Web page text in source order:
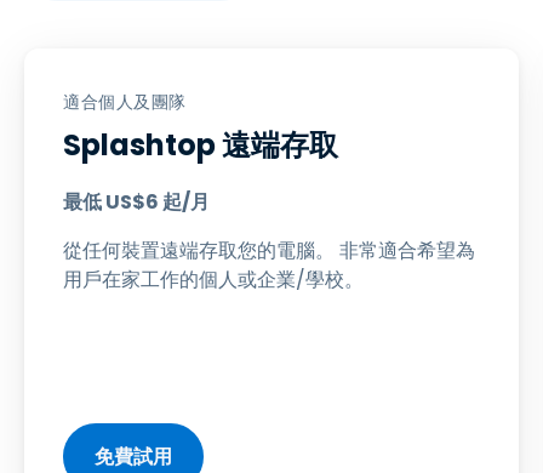
適合個人及團隊
Splashtop 遠端存取
最低US$6起/月
從任何裝置遠端存取您的電腦。 非常適合希望為
用戶在家工作的個人或企業/學校。
免費試用